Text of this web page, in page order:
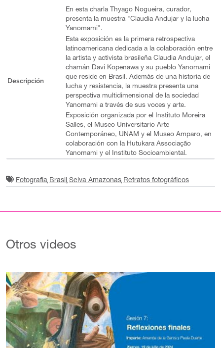
Descripción
En esta charla Thyago Nogueira, curador,
presenta la muestra "Claudia Andujar y la lucha
Yanomami".
Esta exposición es la primera retrospectiva
latinoamericana dedicada a la colaboración entre
la artista y activista brasileña Claudia Andujar, el
chamán Davi Kopenawa y su pueblo Yanomami
que reside en Brasil. Además de una historia de
lucha y resistencia, la muestra presenta una
perspectiva multidimensional de la sociedad
Yanomami a través de sus voces y arte.
Exposición organizada por el Instituto Moreira
Salles, el Museo Universitario Arte
Contemporáneo, UNAM y el Museo Amparo, en
colaboración con la Hutukara Associação
Yanomami y el Instituto Socioambiental.
Fotografía Brasil Selva Amazonas Retratos fotográficos
Otros videos